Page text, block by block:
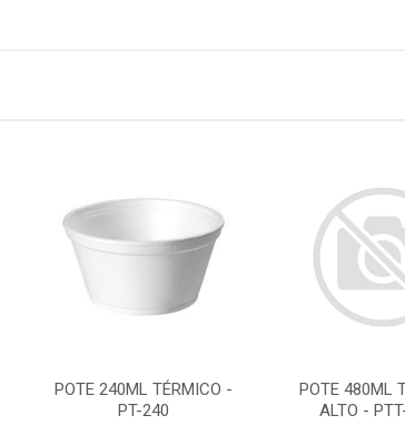
POTE 240ML TÉRMICO -
PT-240
POTE 480ML
ALTO -